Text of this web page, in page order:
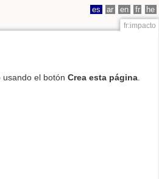
es ar en fr he
fr:impacto
el botón Crea esta página